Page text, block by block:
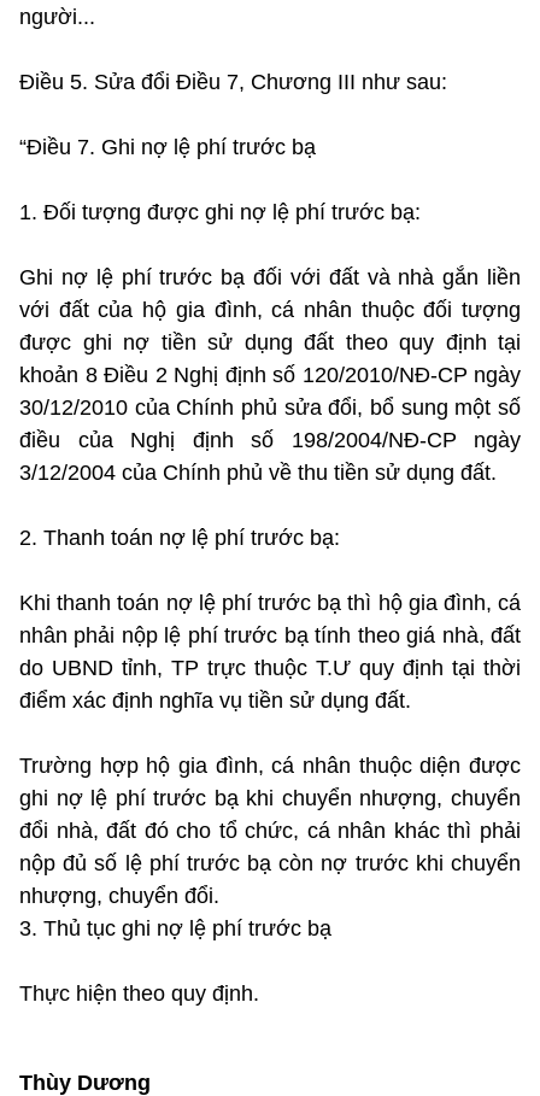
người...
Điều 5. Sửa đổi Điều 7, Chương III như sau:
“Điều 7. Ghi nợ lệ phí trước bạ
1. Đối tượng được ghi nợ lệ phí trước bạ:
Ghi nợ lệ phí trước bạ đối với đất và nhà gắn liền
với đất của hộ gia đình, cá nhân thuộc đối tượng
được ghi nợ tiền sử dụng đất theo quy định tại
khoản 8 Điều 2 Nghị định số 120/2010/NĐ-CP ngày
30/12/2010 của Chính phủ sửa đổi, bổ sung một số
điều của Nghị định số 198/2004/NĐ-CP ngày
3/12/2004 của Chính phủ về thu tiền sử dụng đất.
2. Thanh toán nợ lệ phí trước bạ:
Khi thanh toán nợ lệ phí trước bạ thì hộ gia đình, cá
nhân phải nộp lệ phí trước bạ tính theo giá nhà, đất
do UBND tỉnh, TP trực thuộc T.Ư quy định tại thời
điểm xác định nghĩa vụ tiền sử dụng đất.
Trường hợp hộ gia đình, cá nhân thuộc diện được
ghi nợ lệ phí trước bạ khi chuyển nhượng, chuyển
đổi nhà, đất đó cho tổ chức, cá nhân khác thì phải
nộp đủ số lệ phí trước bạ còn nợ trước khi chuyển
nhượng, chuyển đổi.
3. Thủ tục ghi nợ lệ phí trước bạ
Thực hiện theo quy định.
Thùy Dương